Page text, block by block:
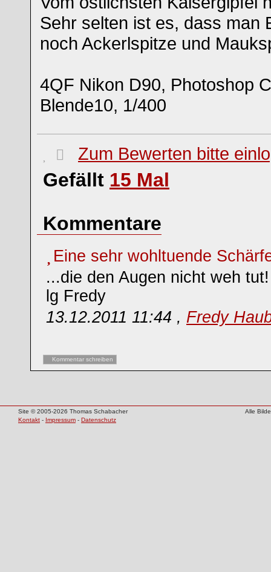
Sehr selten ist es, dass man
noch Ackerlspitze und
4QF Nikon D90, Photoshop
Blende10, 1/400
Zum Bewerten bitte
Gefällt 15 Mal
Kommentare
Eine sehr wohltuende
...die den Augen nicht weh tut!
lg Fredy
13.12.2011 11:44 , Fredy
Kommentar schreiben
Site © 2005-2026 Thomas Schabacher
Alle
Kontakt - Impressum - Datenschutz